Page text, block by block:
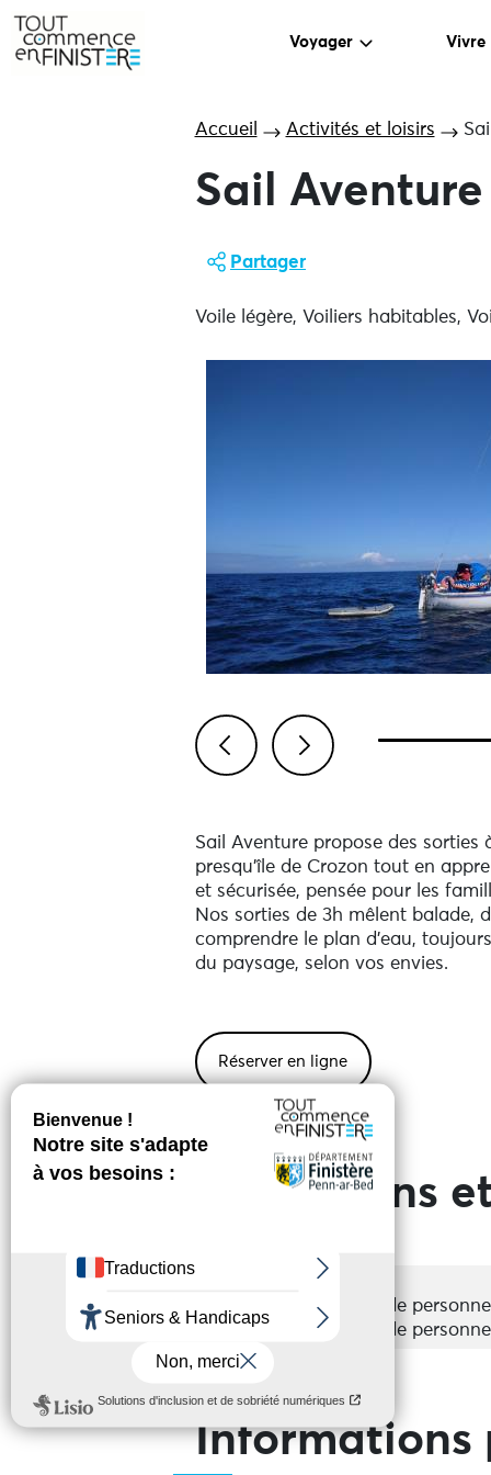
Voyager Vivre
Accueil Activités et loisirs
Sail
Partager
Voile légère, Voiliers habitables,
Sail Aventure propose des
presqu’île de Crozon tout en
et sécurisée, pensée pour les
Nos sorties de 3h mêlent balade,
comprendre le plan d’eau,
du paysage, selon vos envies.
Réserver en ligne
Prestations
Acceptés
Nombre de
Nombre de
Informations